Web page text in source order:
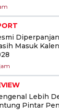
Masuk
Lebih
Pintar